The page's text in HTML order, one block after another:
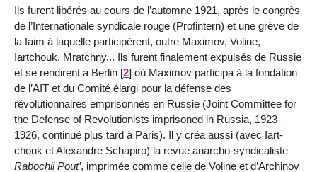
Ils furent libérés au cours de l’automne 1921, après le congrès
de l’Internationale syndicale rouge (Pro­fintern) et une grève de
la faim à laquelle participèrent, outre Maximov, Voline,
Iartchouk, Mratchny... Ils furent finalement expulsés de Russie
et se rendirent à Berlin [2] où Maxi­mov participa à la fondation
de l’AIT et du Comité élargi pour la défense des
révolutionnaires emprisonnés en Russie (Joint Committee for
the Defense of Revolutionists imprisoned in Russia, 1923-
1926, continué plus tard à Paris). Il y créa aussi (avec Iart­
chouk et Alexandre Schapiro) la revue anarcho-syndicaliste
Rabochii Pout’, imprimée comme celle de Voline et d’Archinov